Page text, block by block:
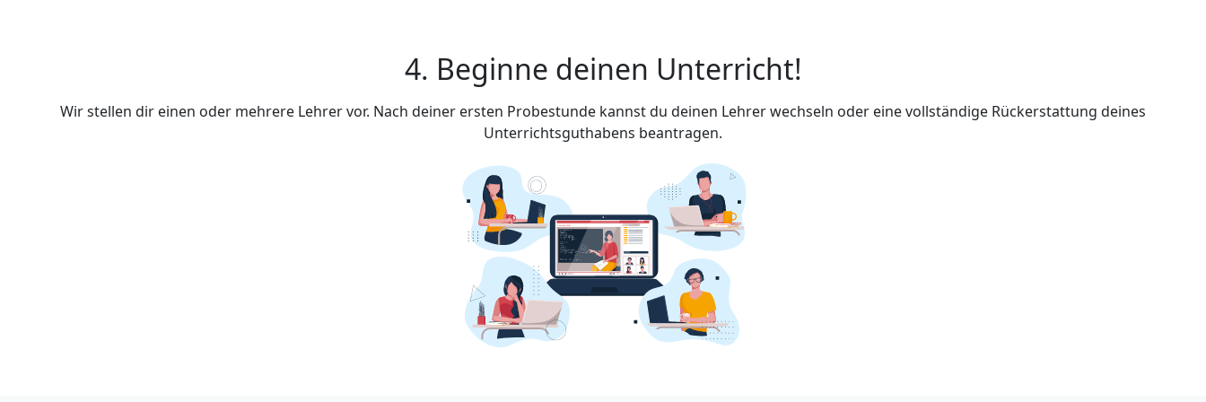
4. Beginne deinen Unterricht!
Wir stellen dir einen oder mehrere Lehrer vor. Nach deiner ersten Probestunde kannst du deinen Lehrer wechseln oder eine vollständige Rückerstattung deines
Unterrichtsguthabens beantragen.